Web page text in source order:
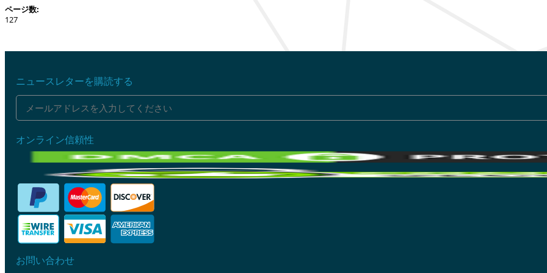
ページ数:
127
ニュースレターを購読する
オンライン信頼性
お問い合わせ